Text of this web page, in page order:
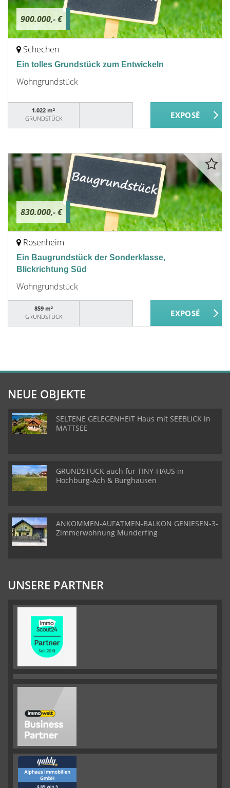
900.000,- €
Schechen
Ein tolles Grundstück zum Entwickeln
Wohngrundstück
1.022 m²
GRUNDSTÜCK
830.000,- €
Rosenheim
Ein Baugrundstück der Sonderklasse,
Blickrichtung Süd
Wohngrundstück
859 m²
GRUNDSTÜCK
NEUE OBJEKTE
SELTENE GELEGENHEIT Haus mit SEEBLICK in
MATTSEE
GRUNDSTÜCK auch für TINY-HAUS in
Hochburg-Ach & Burghausen
ANKOMMEN-AUFATMEN-BALKON GENIESEN-3-
Zimmerwohnung Munderfing
UNSERE PARTNER